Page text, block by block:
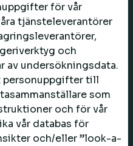
för vår
tjänsteleverantörer
och
av undersökningsdata.
personuppgifter till
som
och för vår
vår databas för
och/eller ”look-a-